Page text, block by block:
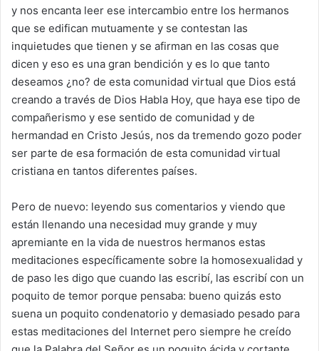
y nos encanta leer ese intercambio entre los hermanos
que se edifican mutuamente y se contestan las
inquietudes que tienen y se afirman en las cosas que
dicen y eso es una gran bendición y es lo que tanto
deseamos ¿no? de esta comunidad virtual que Dios está
creando a través de Dios Habla Hoy, que haya ese tipo de
compañerismo y ese sentido de comunidad y de
hermandad en Cristo Jesús, nos da tremendo gozo poder
ser parte de esa formación de esta comunidad virtual
cristiana en tantos diferentes países.
Pero de nuevo: leyendo sus comentarios y viendo que
están llenando una necesidad muy grande y muy
apremiante en la vida de nuestros hermanos estas
meditaciones específicamente sobre la homosexualidad y
de paso les digo que cuando las escribí, las escribí con un
poquito de temor porque pensaba: bueno quizás esto
suena un poquito condenatorio y demasiado pesado para
estas meditaciones del Internet pero siempre he creído